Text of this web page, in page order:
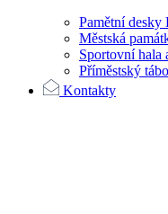
Pamětní desky
Městská
Sportovní hala
Příměstský
Kontakty